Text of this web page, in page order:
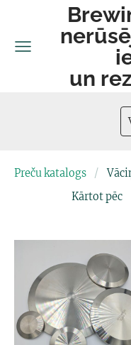
un
Preču katalogs
Kārtot pēc